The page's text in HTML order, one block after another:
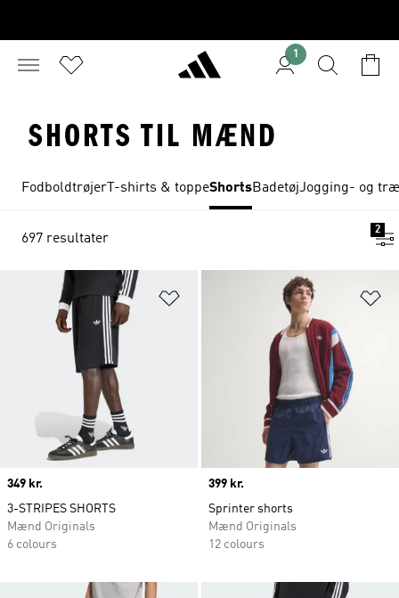
1
SHORTS TIL MÆND
Fodboldtrøjer T-shirts & toppeShortsBadetøjJogging- og
697 resultater
2
Føj til ønskeliste
Price
349 kr.
3-STRIPES SHORTS
Mænd Originals
6 colours
Price
399 kr.
Sprinter shorts
Mænd Originals
12 colours